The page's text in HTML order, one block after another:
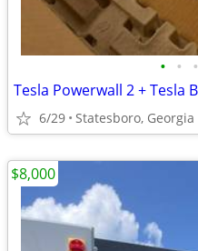
• • •
6/29 Statesboro, Georgia
$8,000